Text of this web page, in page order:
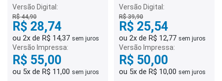
Infantil
Versão Digital:
R$ 44,90
R$ 28,74
ou 2x de R$ 14,37 sem juros
Versão Impressa:
R$ 55,00
ou 5x de R$ 11,00 sem juros
Versão Digital:
R$ 39,90
R$ 25,54
ou 2x de R$ 12,77 sem juros
Versão Impressa:
R$ 50,00
ou 5x de R$ 10,00 sem juros